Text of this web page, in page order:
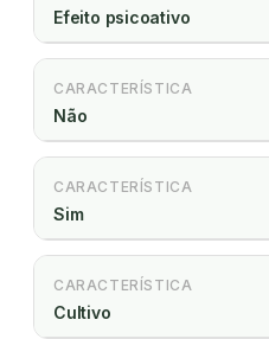
Efeito psicoativo
CARACTERÍSTICA
Não
CARACTERÍSTICA
Sim
CARACTERÍSTICA
Cultivo